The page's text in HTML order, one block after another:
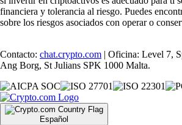
financiera y tolerancia al riesgo. Puedes
sobre los riesgos asociados con operar o
Contacto: chat.crypto.com | Oficina: Level 7,
Ang Borg, St Julians SPK 1000 Malta.
Español